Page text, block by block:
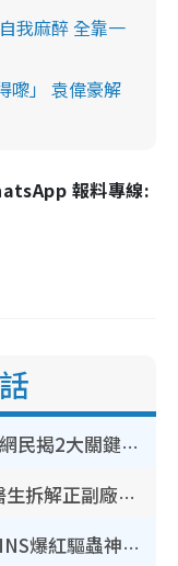
我麻醉 全靠一
嚟」 袁偉豪解
報料專線:
裝修拆鐵閘隨時變賊人目標？網民揭2大關鍵用途：裝新式等於白裝？附新舊鐵閘分別
網傳公院改用內地/副廠藥？醫生拆解正副廠分別 揭4類人換藥隨時出事
怕蟲人士夏日救星！日本3COINS爆紅驅蟲神器$45起 1招「全程免觸碰」輕鬆搞定小強